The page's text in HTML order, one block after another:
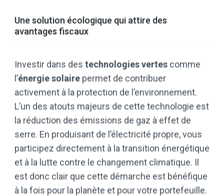
Une solution écologique qui attire des
avantages fiscaux
Investir dans des technologies vertes comme
l’énergie solaire permet de contribuer
activement à la protection de l’environnement.
L’un des atouts majeurs de cette technologie est
la réduction des émissions de gaz à effet de
serre. En produisant de l’électricité propre, vous
participez directement à la transition énergétique
et à la lutte contre le changement climatique. Il
est donc clair que cette démarche est bénéfique
à la fois pour la planète et pour votre portefeuille.